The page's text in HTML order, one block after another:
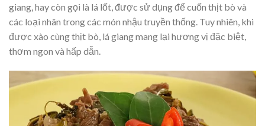
giang, hay còn gọi là lá lốt, được sử dụng để cuốn thịt bò và
các loại nhân trong các món nhậu truyền thống. Tuy nhiên, khi
được xào cùng thịt bò, lá giang mang lại hương vị đặc biệt,
thơm ngon và hấp dẫn.